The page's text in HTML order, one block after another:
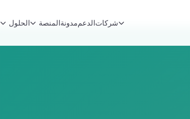
الحلول المنصةمدونةالدعمشركات